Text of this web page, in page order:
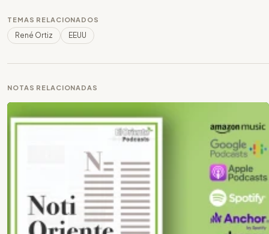
TEMAS RELACIONADOS
René Ortiz EEUU
NOTAS RELACIONADAS